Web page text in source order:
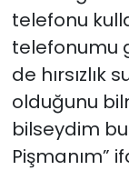
telefonu
telefonumu
de
olduğunu
bilseydim
Pişmanım”